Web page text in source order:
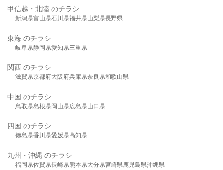
甲信越・北陸 のチラシ
新潟県富山県石川県福井県山梨県長野県
東海 のチラシ
岐阜県静岡県愛知県三重県
関西 のチラシ
滋賀県京都府大阪府兵庫県奈良県和歌山県
中国 のチラシ
鳥取県島根県岡山県広島県山口県
四国 のチラシ
徳島県香川県愛媛県高知県
九州・沖縄 のチラシ
福岡県佐賀県長崎県熊本県大分県宮崎県鹿児島県沖縄県